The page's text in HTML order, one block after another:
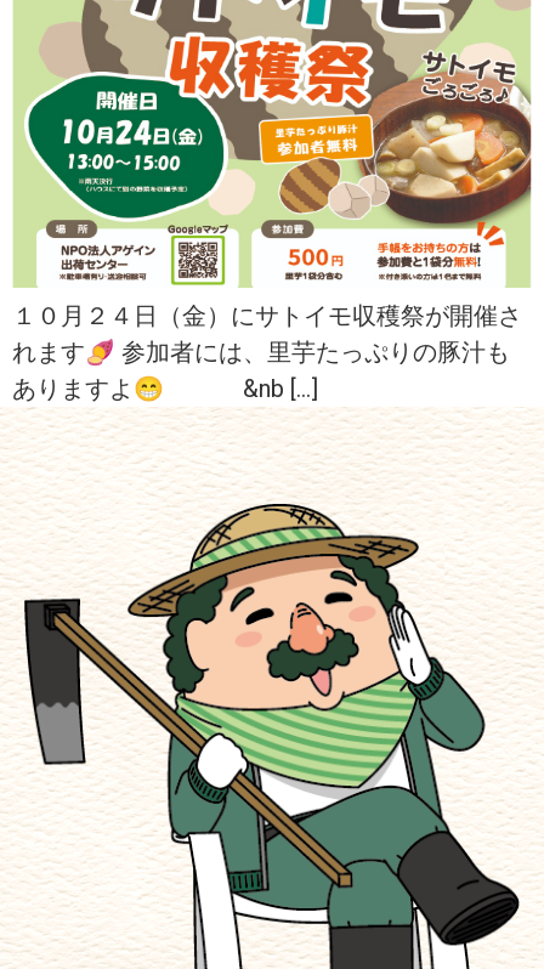
１０月２４日（金）にサトイモ収穫祭が開催さ
れます🍠 参加者には、里芋たっぷりの豚汁も
ありますよ😁 &nb […]